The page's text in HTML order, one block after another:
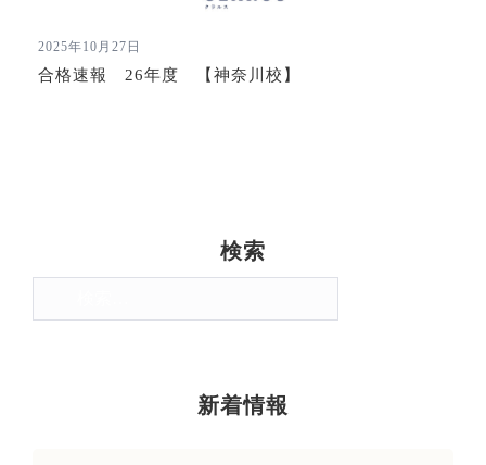
2025年10月27日
合格速報 26年度 【神奈川校】
検索
索:
新着情報